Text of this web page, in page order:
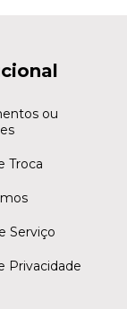
ou
Troca
Serviço
Privacidade